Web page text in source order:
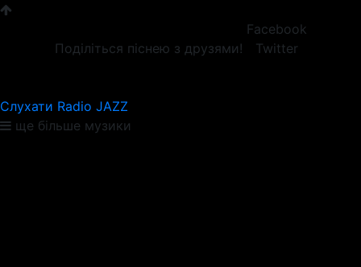
Поділіться піснею з друзями!
Facebook
Twitter
Слухати Radio JAZZ
ще більше музики